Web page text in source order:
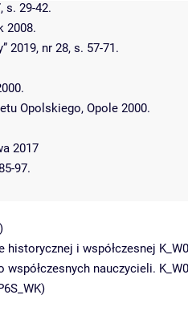
s. 29-42.
2008.
2019, nr 28, s. 57-71.
Opolskiego, Opole 2000.
2017
97.
i współczesnej
nauczycieli.